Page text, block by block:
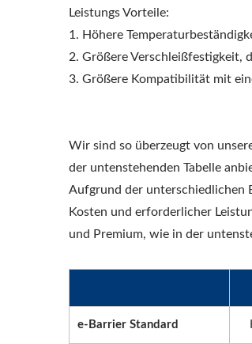
Leistungs Vorteile:
1. Höhere
2. Größere Verschleißfestigkeit,
3. Größere Kompatibilität mit
Wir sind so überzeugt von
der untenstehenden Tabelle
Aufgrund der unterschiedlichen
Kosten und erforderlicher
und Premium, wie in der
e-Barrier Standard
CENTURION RAD
DICHTUNG